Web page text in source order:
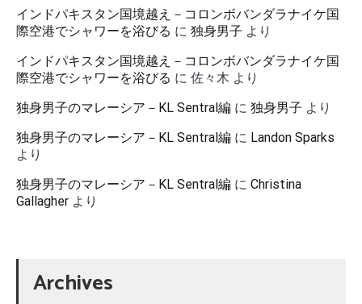
インドパキスタン国境越え－コロンボバンダラナイケ国
際空港でシャワーを浴びる に 独身男子 より
インドパキスタン国境越え－コロンボバンダラナイケ国
際空港でシャワーを浴びる に 佐々木 より
独身男子のマレーシア－KL Sentral編 に 独身男子 より
独身男子のマレーシア－KL Sentral編 に Landon Sparks
より
独身男子のマレーシア－KL Sentral編 に Christina
Gallagher より
Archives